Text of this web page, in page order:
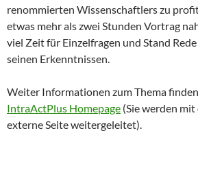
renommierten Wissenschaftlers zu
etwas mehr als zwei Stunden Vortrag
viel Zeit für Einzelfragen und Stand
seinen Erkenntnissen.
Weiter Informationen zum Thema
IntraActPlus Homepage (Sie werden
externe Seite weitergeleitet).